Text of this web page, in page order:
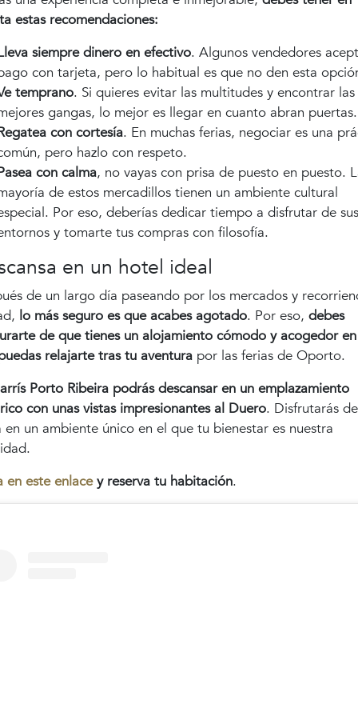
estas recomendaciones:
siempre dinero en efectivo. Algunos vendedores
con tarjeta, pero lo habitual es que no den esta
temprano. Si quieres evitar las multitudes y encontrar las
gangas, lo mejor es llegar en cuanto abran puertas.
con cortesía. En muchas ferias, negociar es una
pero hazlo con respeto.
con calma, no vayas con prisa de puesto en puesto.
de estos mercadillos tienen un ambiente cultural
Por eso, deberías dedicar tiempo a disfrutar de sus
y tomarte tus compras con filosofía.
en un hotel ideal
de un largo día paseando por los mercados y
lo más seguro es que acabes agotado. Por eso, debes
de que tienes un alojamiento cómodo y acogedor
relajarte tras tu aventura por las ferias de Oporto.
Porto Ribeira podrás descansar en un emplazamiento
con unas vistas impresionantes al Duero. Disfrutarás
en un ambiente único en el que tu bienestar es nuestra
en este enlacey reserva tu habitación.